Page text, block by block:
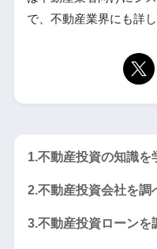
で、不動産業界にも詳し
1.不動産投資の知識を
2.不動産投資会社を調
3.不動産投資ローンを